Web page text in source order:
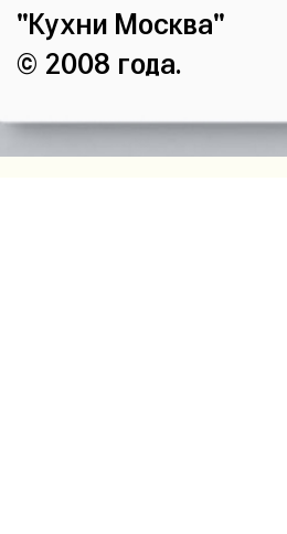
"Кухни Москва"
© 2008 года.